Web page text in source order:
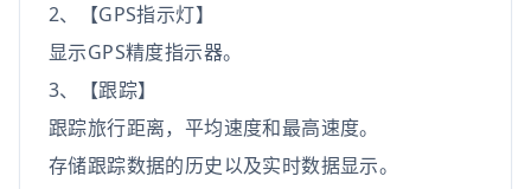
2、【GPS指示灯】
显示GPS精度指示器。
3、【跟踪】
跟踪旅行距离，平均速度和最高速度。
存储跟踪数据的历史以及实时数据显示。